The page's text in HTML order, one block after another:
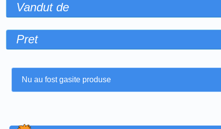
Vandut de
Pret
Nu au fost gasite produse